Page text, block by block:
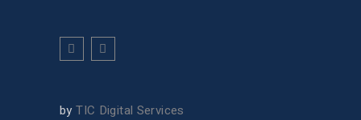
byTIC Digital Services